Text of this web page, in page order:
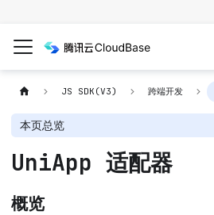
JS SDK(V3) 跨端开发
本页总览
UniApp 适配器
概览